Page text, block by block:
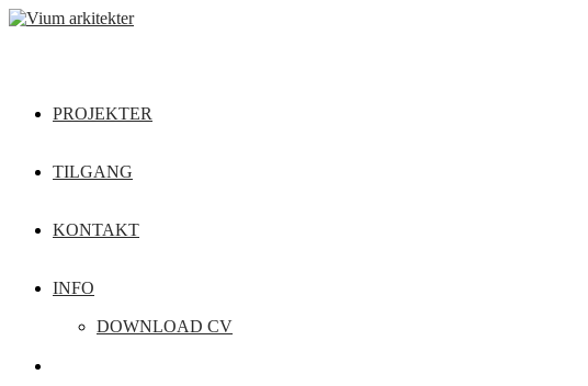
PROJEKTER
TILGANG
KONTAKT
INFO
DOWNLOAD CV